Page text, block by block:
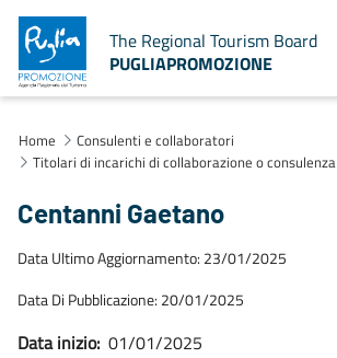
The Regional Tourism Board
PUGLIAPROMOZIONE
Home
Consulenti e collaboratori
Titolari di incarichi di collaborazione o consulenza
Centanni Gaetano
Data Ultimo Aggiornamento: 23/01/2025
Data Di Pubblicazione: 20/01/2025
Data inizio: 01/01/2025